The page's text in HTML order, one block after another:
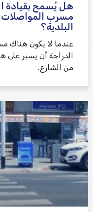
هل يُسمح بقيادة
مسرب المواصلات
البلدية؟
عندما لا يكون هناك
الدراجة أن يسير على
من الشارع.